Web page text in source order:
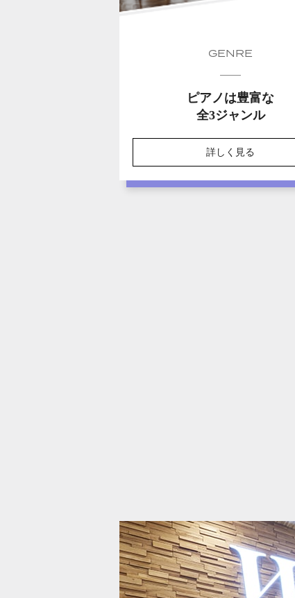
GENRE
ピアノは豊富な
全3ジャンル
詳しく見る